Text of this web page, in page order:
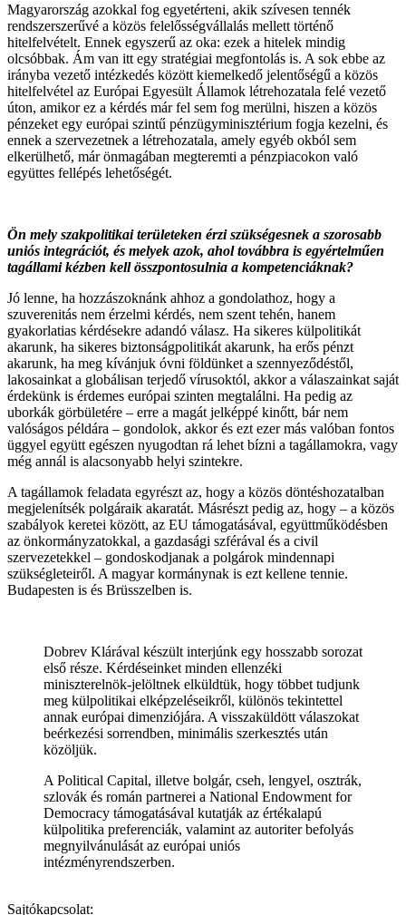
Magyarország azokkal fog egyetérteni, akik szívesen tennék
rendszerszerűvé a közös felelősségvállalás mellett történő
hitelfelvételt. Ennek egyszerű az oka: ezek a hitelek mindig
olcsóbbak. Ám van itt egy stratégiai megfontolás is. A sok ebbe az
irányba vezető intézkedés között kiemelkedő jelentőségű a közös
hitelfelvétel az Európai Egyesült Államok létrehozatala felé vezető
úton, amikor ez a kérdés már fel sem fog merülni, hiszen a közös
pénzeket egy európai szintű pénzügyminisztérium fogja kezelni, és
ennek a szervezetnek a létrehozatala, amely egyéb okból sem
elkerülhető, már önmagában megteremti a pénzpiacokon való
együttes fellépés lehetőségét.
Ön mely szakpolitikai területeken érzi szükségesnek a szorosabb
uniós integrációt, és melyek azok, ahol továbbra is egyértelműen
tagállami kézben kell összpontosulnia a kompetenciáknak?
Jó lenne, ha hozzászoknánk ahhoz a gondolathoz, hogy a
szuverenitás nem érzelmi kérdés, nem szent tehén, hanem
gyakorlatias kérdésekre adandó válasz. Ha sikeres külpolitikát
akarunk, ha sikeres biztonságpolitikát akarunk, ha erős pénzt
akarunk, ha meg kívánjuk óvni földünket a szennyeződéstől,
lakosainkat a globálisan terjedő vírusoktól, akkor a válaszainkat saját
érdekünk is érdemes európai szinten megtalálni. Ha pedig az
uborkák görbületére – erre a magát jelképpé kinőtt, bár nem
valóságos példára – gondolok, akkor és ezt ezer más valóban fontos
üggyel együtt egészen nyugodtan rá lehet bízni a tagállamokra, vagy
még annál is alacsonyabb helyi szintekre.
A tagállamok feladata egyrészt az, hogy a közös döntéshozatalban
megjelenítsék polgáraik akaratát. Másrészt pedig az, hogy – a közös
szabályok keretei között, az EU támogatásával, együttműködésben
az önkormányzatokkal, a gazdasági szférával és a civil
szervezetekkel – gondoskodjanak a polgárok mindennapi
szükségleteiről. A magyar kormánynak is ezt kellene tennie.
Budapesten is és Brüsszelben is.
Dobrev Klárával készült interjúnk egy hosszabb sorozat
első része. Kérdéseinket minden ellenzéki
miniszterelnök-jelöltnek elküldtük, hogy többet tudjunk
meg külpolitikai elképzeléseikről, különös tekintettel
annak európai dimenziójára. A visszaküldött válaszokat
beérkezési sorrendben, minimális szerkesztés után
közöljük.
A Political Capital, illetve bolgár, cseh, lengyel, osztrák,
szlovák és román partnerei a National Endowment for
Democracy támogatásával kutatják az értékalapú
külpolitika preferenciák, valamint az autoriter befolyás
megnyilvánulását az európai uniós
intézményrendszerben.
Sajtókapcsolat: